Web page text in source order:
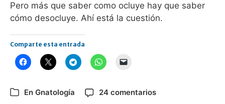
Pero más que saber como ocluye hay que saber
cómo desocluye. Ahí está la cuestión.
Comparte esta entrada
En Gnatología 24 comentarios